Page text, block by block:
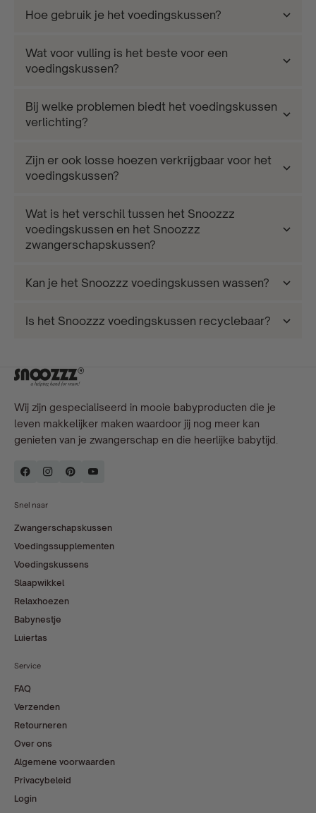
Hoe gebruik je het voedingskussen?
Wat voor vulling is het beste voor een
voedingskussen?
Bij welke problemen biedt het voedingskussen
verlichting?
Zijn er ook losse hoezen verkrijgbaar voor het
voedingskussen?
Wat is het verschil tussen het Snoozzz
voedingskussen en het Snoozzz
zwangerschapskussen?
Kan je het Snoozzz voedingskussen wassen?
Is het Snoozzz voedingskussen recyclebaar?
Wij zijn gespecialiseerd in mooie babyproducten die je
leven makkelijker maken waardoor jij nog meer kan
genieten van je zwangerschap en die heerlijke babytijd.
Snel naar
Zwangerschapskussen
Voedingssupplementen
Voedingskussens
Slaapwikkel
Relaxhoezen
Babynestje
Luiertas
Service
FAQ
Verzenden
Retourneren
Over ons
Algemene voorwaarden
Privacybeleid
Login